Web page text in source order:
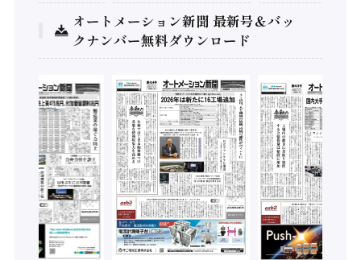
オートメーション新聞 最新号＆バッ
クナンバー無料ダウンロード